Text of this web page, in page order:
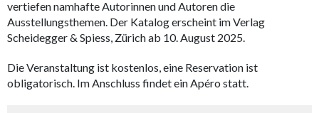
vertiefen namhafte Autorinnen und Autoren die
Ausstellungsthemen. Der Katalog erscheint im Verlag
Scheidegger & Spiess, Zürich ab 10. August 2025.
Die Veranstaltung ist kostenlos, eine Reservation ist
obligatorisch. Im Anschluss findet ein Apéro statt.